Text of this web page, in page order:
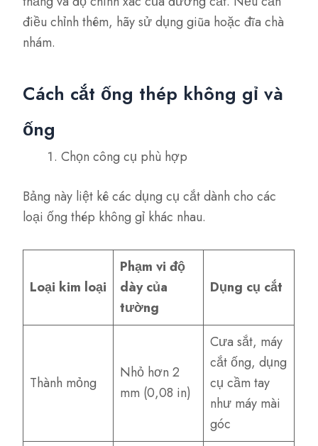
điều chỉnh thêm, hãy sử dụng giũa hoặc đĩa chà
nhám.
Cách cắt ống thép không gỉ và
ống
Chọn công cụ phù hợp
Bảng này liệt kê các dụng cụ cắt dành cho các
loại ống thép không gỉ khác nhau.
Loại kim loại
Phạm vi độ
dày của
tường
Dụng cụ cắt
Thành mỏng
Nhỏ hơn 2
mm (0,08 in)
Cưa sắt, máy
cắt ống, dụng
cụ cầm tay
như máy mài
góc